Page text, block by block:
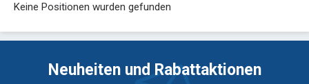
Keine Positionen wurden gefunden
Neuheiten und Rabattaktionen